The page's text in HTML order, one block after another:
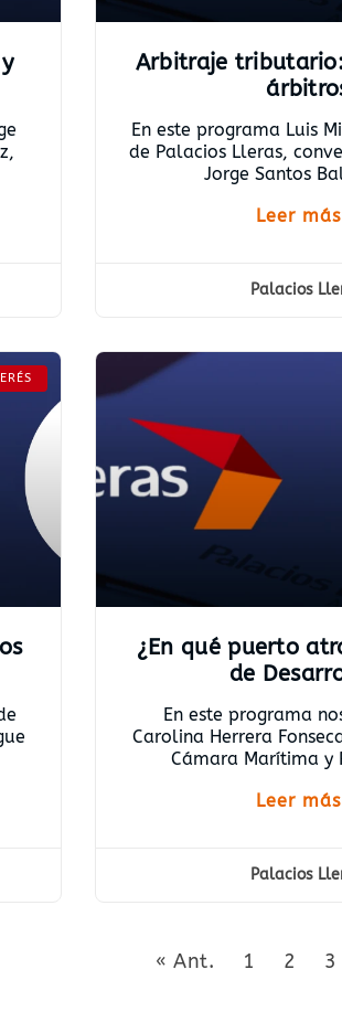
Arbitraje
En este programa Luis
de Palacios Lleras,
Jorge Santos
Leer
Palacios
¿En qué puerto
de
En este programa
Carolina Herrera
Cámara Marítima y
Leer
Palacios
« Ant. 1 2 3